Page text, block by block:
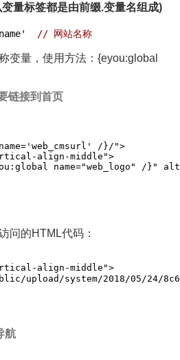
量标签都是由前缀.变量名组成)
// 网站名称
变量，使用方法：{eyou:global
链接到首页
/}/">
align-middle">
name="web_logo" /}"
问的HTML代码：
align-middle">
system/2018/05/24/
航